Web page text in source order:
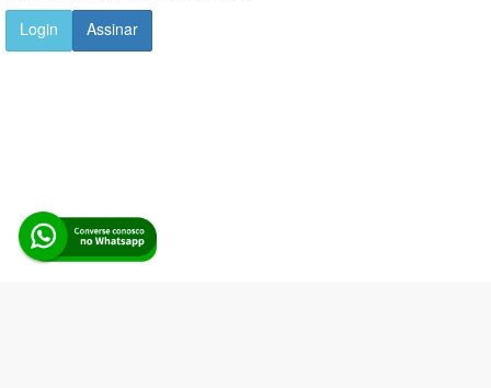
Login
Assinar